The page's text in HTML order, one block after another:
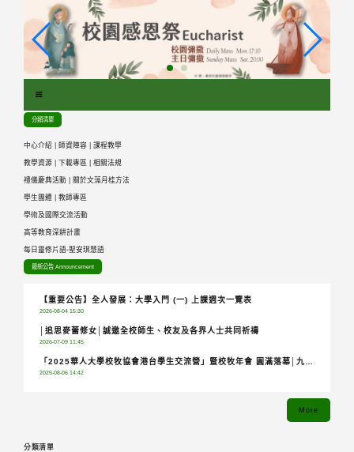
分類清單
中心介紹 師資陣容 課程教學
教學資源 下載專區 相關法規
禮儀慶典活動 關於文藻月桂方法
學生團體 教師專區
學術及國際交流活動
高等教育深耕計畫
每日靈修片語-聖安琪慧語
最新公告 Announcement
【重要公告】全人發展：大學入門 (一) 上課週次一覽表
2026-08-04 15:30
│追思麥蕾修女│誠邀全校師生、校友及各界人士共同祈禱
2026-07-09 11:45
「2025華人大學校牧協會港台學生交流營」暨校牧年會 圓滿落幕│九校
2025-08-06 14:42
More
分類清單